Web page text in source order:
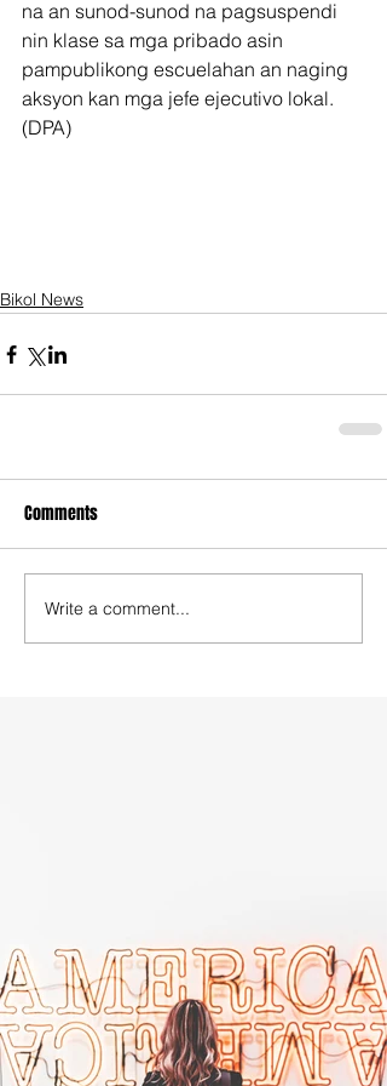
na an sunod-sunod na pagsuspendi
nin klase sa mga pribado asin
pampublikong escuelahan an naging
aksyon kan mga jefe ejecutivo lokal.
(DPA)
Bikol News
Comments
Write a comment...